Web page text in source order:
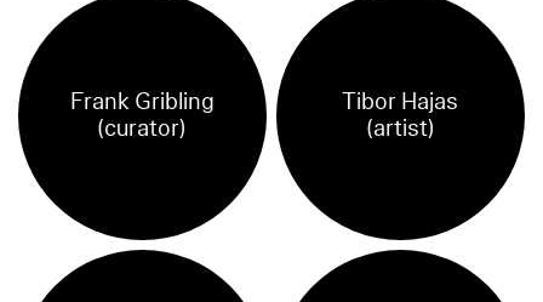
Frank Gribling
(curator)
Tibor Hajas
(artist)